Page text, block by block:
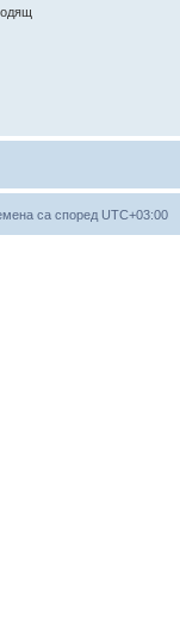
са според UTC+03:00